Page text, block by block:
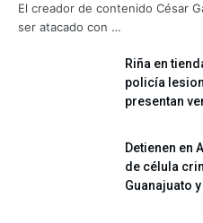
El creador de contenido César
ser atacado con …
Riña en
policía
presentan
Detienen en
de célula
Guanajuato